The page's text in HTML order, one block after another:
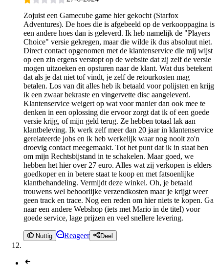
Zojuist een Gamecube game hier gekocht (Starfox
Adventures). De hoes die is afgebeeld op de verkooppagina is
een andere hoes dan is geleverd. Ik heb namelijk de "Players
Choice" versie gekregen, maar die wilde ik dus absoluut niet.
Direct contact opgenomen met de klantenservice die mij wijst
op een zin ergens verstopt op de website dat zij zelf de versie
mogen uitzoeken en opsturen naar de klant. Wat dus betekent
dat als je dat niet tof vindt, je zelf de retourkosten mag
betalen. Los van dit alles heb ik betaald voor polijsten en krijg
ik een zwaar bekraste en vingervette disc aangeleverd.
Klantenservice weigert op wat voor manier dan ook mee te
denken in een oplossing die ervoor zorgt dat ik of een goede
versie krijg, of mijn geld terug. Ze hebben totaal lak aan
klantbeleving. Ik werk zelf meer dan 20 jaar in klantenservice
gerelateerde jobs en ik heb werkelijk waar nog nooit zo'n
droevig contact meegemaakt. Tot het punt dat ik in staat ben
om mijn Rechtsbijstand in te schakelen. Maar goed, we
hebben het hier over 27 euro. Alles wat zij verkopen is elders
goedkoper en in betere staat te koop en met fatsoenlijke
klantbehandeling. Vermijdt deze winkel. Oh, je betaald
trouwens wel behoorlijke verzendkosten maar je krijgt weer
geen track en trace. Nog een reden om hier niets te kopen. Ga
naar een andere Webshop (iets met Mario in de titel) voor
goede service, lage prijzen en veel snellere levering.
Nuttig Reageer Deel